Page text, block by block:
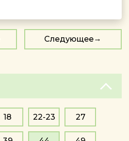
Следующее
18 22-23 27